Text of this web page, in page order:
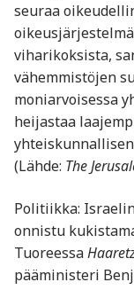
seuraa
viharikoksista,
vähemmistöjen
moniarvoisessa
heijastaa
(Lähde: The
Politiikka:
onnistu
Tuoreessa
pääministeri